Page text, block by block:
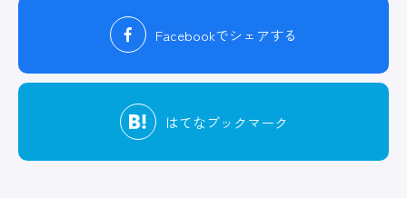
Facebookでシェアする
はてなブックマーク